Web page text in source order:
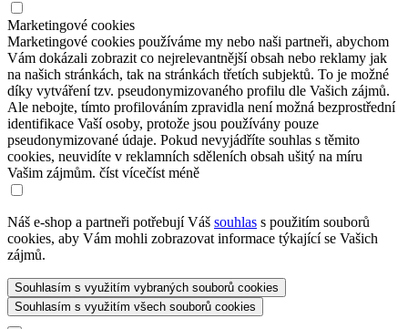
Marketingové cookies
Marketingové cookies používáme my nebo naši partneři, abychom
Vám dokázali zobrazit co nejrelevantnější obsah nebo reklamy jak
na našich stránkách, tak na stránkách třetích subjektů. To je možné
díky vytváření tzv. pseudonymizovaného profilu dle Vašich zájmů.
Ale nebojte, tímto profilováním zpravidla není možná bezprostřední
identifikace Vaší osoby, protože jsou používány pouze
pseudonymizované údaje. Pokud nevyjádříte souhlas s těmito
cookies, neuvidíte v reklamních sděleních obsah ušitý na míru
Vašim zájmům. číst vícečíst méně
Náš e-shop a partneři potřebují Váš souhlas s použitím souborů
cookies, aby Vám mohli zobrazovat informace týkající se Vašich
zájmů.
Souhlasím s využitím vybraných souborů cookies
Souhlasím s využitím všech souborů cookies